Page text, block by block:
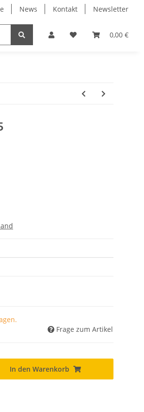
News Kontakt Newsletter
0,00 €
Lagertechnik Lineartechnik
Frage zum Artikel
In den Warenkorb